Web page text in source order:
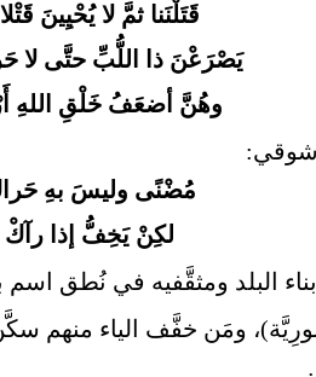
قَتَلْنَنا ثمَّ لا يُحْيِينَ
يَصْرَعْنَ ذا اللُّبِّ حتَّى لا
وهُنَّ أضعَفُ خَلْقِ اللهِ
مُضْنًى وليسَ بهِ
لكِنْ يَخِفُّ إذا رآكْ
البلد ومثقَّفيه في نُطق
ومَن خفَّف الياء منهم